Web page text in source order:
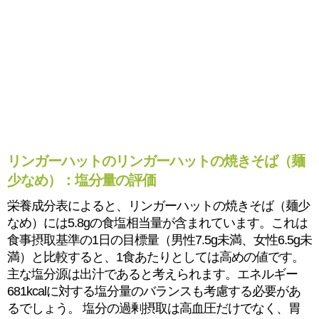
リンガーハットのリンガーハットの焼きそば（麺
少なめ）：塩分量の評価
栄養成分表によると、リンガーハットの焼きそば（麺少
なめ）には5.8gの食塩相当量が含まれています。これは
食事摂取基準の1日の目標量（男性7.5g未満、女性6.5g未
満）と比較すると、1食あたりとしては高めの値です。
主な塩分源は出汁であると考えられます。エネルギー
681kcalに対する塩分量のバランスも考慮する必要があ
るでしょう。 塩分の過剰摂取は高血圧だけでなく、胃